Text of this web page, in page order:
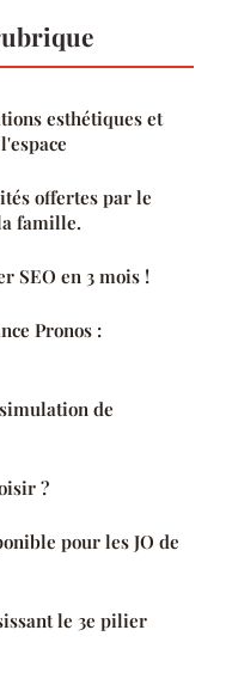
esthétiques et
offertes par le
famille.
SEO en 3 mois !
Pronos :
de
?
pour les JO de
le 3e pilier